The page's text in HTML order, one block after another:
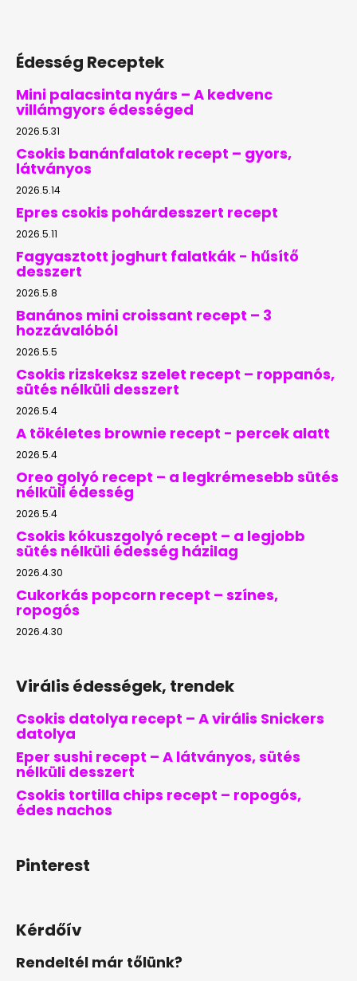
Édesség Receptek
Mini palacsinta nyárs – A kedvenc
villámgyors édességed
2026.5.31
Csokis banánfalatok recept – gyors,
látványos
2026.5.14
Epres csokis pohárdesszert recept
2026.5.11
Fagyasztott joghurt falatkák - hűsítő
desszert
2026.5.8
Banános mini croissant recept – 3
hozzávalóból
2026.5.5
Csokis rizskeksz szelet recept – roppanós,
sütés nélküli desszert
2026.5.4
A tökéletes brownie recept - percek alatt
2026.5.4
Oreo golyó recept – a legkrémesebb sütés
nélküli édesség
2026.5.4
Csokis kókuszgolyó recept – a legjobb
sütés nélküli édesség házilag
2026.4.30
Cukorkás popcorn recept – színes,
ropogós
2026.4.30
Virális édességek, trendek
Csokis datolya recept – A virális Snickers
datolya
Eper sushi recept – A látványos, sütés
nélküli desszert
Csokis tortilla chips recept – ropogós,
édes nachos
Pinterest
Kérdőív
Rendeltél már tőlünk?